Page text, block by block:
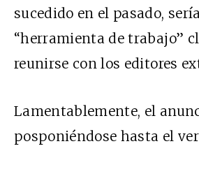
sucedido en el pasado,
“herramienta de trabajo”
reunirse con los editores
Lamentablemente, el
posponiéndose hasta el